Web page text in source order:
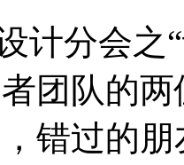
计分会之
团队的
错过的